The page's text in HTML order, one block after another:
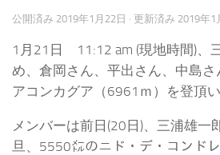
公開済み 2019年1月22日 · 更新済み 2019年1
1月21日 11:12 am (現地時間)、
め、倉岡さん、平出さん、中島
アコンカグア（6961ｍ）を登頂い
メンバーは前日(20日)、三浦雄一
旦、5550㍍のニド・デ・コンド